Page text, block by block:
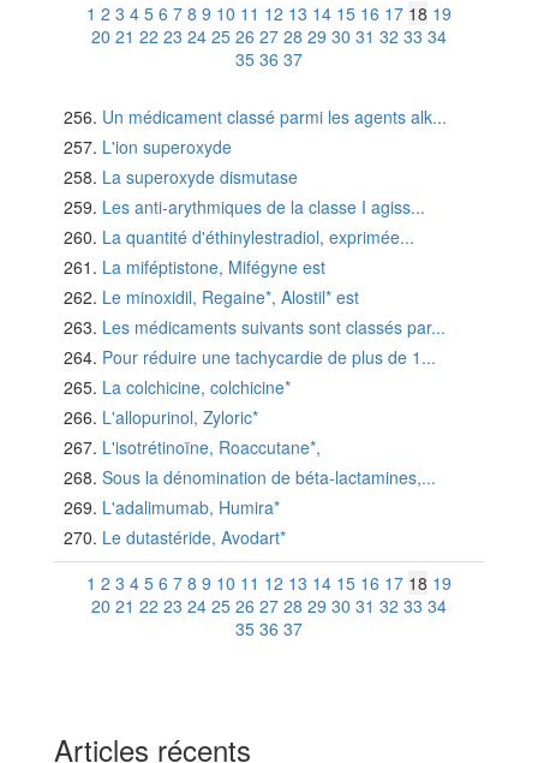
1 2 3 4 5 6 7 8 9 10 11 12 13 14 15 16 17 18 19
20 21 22 23 24 25 26 27 28 29 30 31 32 33 34
35 36 37
Un médicament classé parmi les agents alk...
L'ion superoxyde
La superoxyde dismutase
Les anti-arythmiques de la classe I agiss...
La quantité d'éthinylestradiol, exprimée...
La miféptistone, Mifégyne est
Le minoxidil, Regaine*, Alostil* est
Les médicaments suivants sont classés par...
Pour réduire une tachycardie de plus de 1...
La colchicine, colchicine*
L'allopurinol, Zyloric*
L'isotrétinoïne, Roaccutane*,
Sous la dénomination de béta-lactamines,...
L'adalimumab, Humira*
Le dutastéride, Avodart*
1 2 3 4 5 6 7 8 9 10 11 12 13 14 15 16 17 18 19
20 21 22 23 24 25 26 27 28 29 30 31 32 33 34
35 36 37
Articles récents